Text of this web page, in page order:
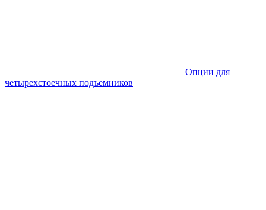
Опции для
четырехстоечных подъемников